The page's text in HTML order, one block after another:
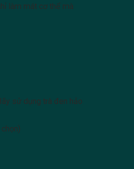
làm mát cơ thể mà
sử dụng trà đen hảo